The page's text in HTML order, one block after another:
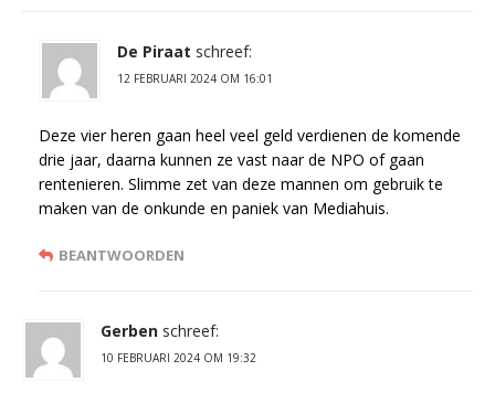
De Piraat schreef:
12 FEBRUARI 2024 OM 16:01
Deze vier heren gaan heel veel geld verdienen de komende
drie jaar, daarna kunnen ze vast naar de NPO of gaan
rentenieren. Slimme zet van deze mannen om gebruik te
maken van de onkunde en paniek van Mediahuis.
BEANTWOORDEN
Gerben schreef:
10 FEBRUARI 2024 OM 19:32